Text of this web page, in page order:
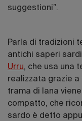
suggestioni”.
Parla di tradizioni
antichi saperi
Urru, che usa una
realizzata grazie
trama di lana
compatto, che
sardo è detto